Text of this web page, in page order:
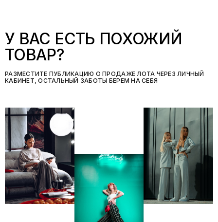
У ВАС ЕСТЬ ПОХОЖИЙ
ТОВАР?
РАЗМЕСТИТЕ ПУБЛИКАЦИЮ О ПРОДАЖЕ ЛОТА ЧЕРЕЗ ЛИЧНЫЙ
КАБИНЕТ, ОСТАЛЬНЫЙ ЗАБОТЫ БЕРЕМ НА СЕБЯ